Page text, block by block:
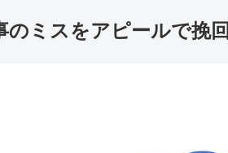
のミスをアピールで挽回